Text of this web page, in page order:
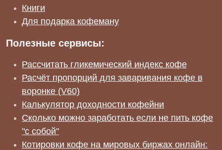
Книги
Для подарка кофеману
Полезные сервисы:
Рассчитать гликемический индекс кофе
Расчёт пропорций для заваривания кофе в
воронке (V60)
Калькулятор доходности кофейни
Сколько можно заработать если не пить кофе
"с собой"
Котировки кофе на мировых биржах онлайн: